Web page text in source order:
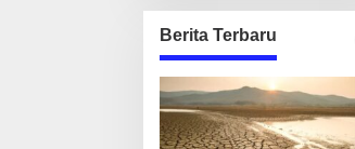
Berita Terbaru